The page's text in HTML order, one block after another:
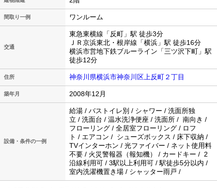
間取り一例 ワンルーム
交通
東急東横線「反町」駅 徒歩3分
ＪＲ京浜東北・根岸線「横浜」駅 徒歩16分
横浜市営地下鉄ブルーライン「三ツ沢下町」駅
徒歩12分
住所 神奈川県横浜市神奈川区上反町２丁目
築年月 2008年12月
設備・条件の一例
給湯 / バストイレ別 / シャワー / 洗面所独
立 / 洗面台 / 温水洗浄便座 / 洗面所 / 南向き /
フローリング / 全居室フローリング / ロフ
ト / エアコン / シューズボックス / 床下収納 /
TVインターホン / 光ファイバー / ネット使用料
不要 / 火災警報器（報知機） / カードキー / 2
沿線利用可 / 3駅以上利用可 / 駅徒歩5分以内 /
室内洗濯機置き場 / シャッター雨戸 /